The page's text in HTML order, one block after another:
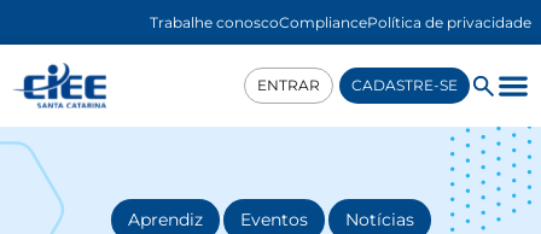
Trabalhe conoscoCompliancePolítica de privacidade
ENTRAR CADASTRE-SE
Aprendiz , Eventos , Notícias